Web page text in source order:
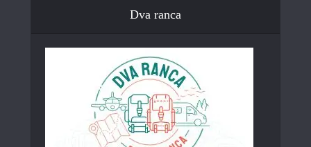
Dva ranca